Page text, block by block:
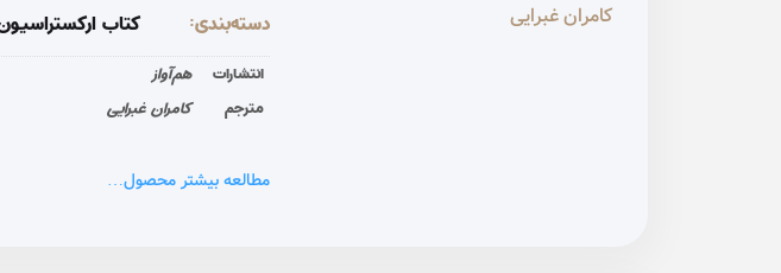
دسته‌بندی: کتاب
انتشارات
هم‌آواز
مترجم
کامران غبرایی
مطالعه بیشتر محصول…